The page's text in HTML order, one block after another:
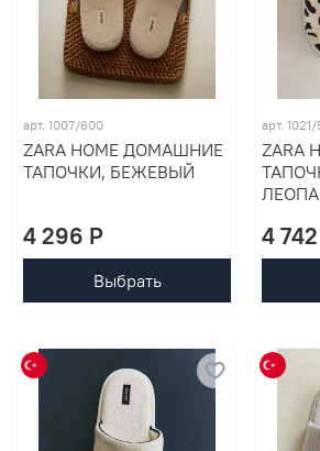
арт. 1007/600
ZARA HOME ДОМАШНИЕ
ТАПОЧКИ, БЕЖЕВЫЙ
4 296 P
Выбрать
арт.
ZARA
4